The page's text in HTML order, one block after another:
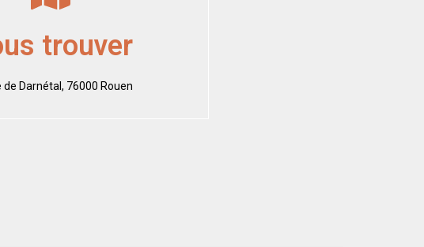
trouver
de Darnétal, 76000 Rouen